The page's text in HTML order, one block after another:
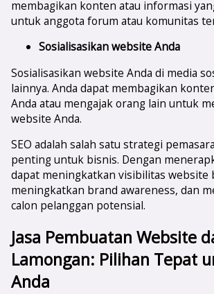
membagikan konten atau informasi
untuk anggota forum atau komunitas
Sosialisasikan website Anda
Sosialisasikan website Anda di media
lainnya. Anda dapat membagikan
Anda atau mengajak orang lain untuk
website Anda.
SEO adalah salah satu strategi
penting untuk bisnis. Dengan
dapat meningkatkan visibilitas website
meningkatkan brand awareness, dan
calon pelanggan potensial.
Jasa Pembuatan Website
Lamongan: Pilihan Tepat
Anda